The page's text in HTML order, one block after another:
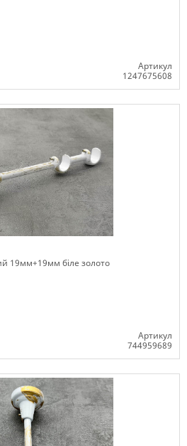
Артикул
1247675608
19мм+19мм біле золото
Артикул
744959689